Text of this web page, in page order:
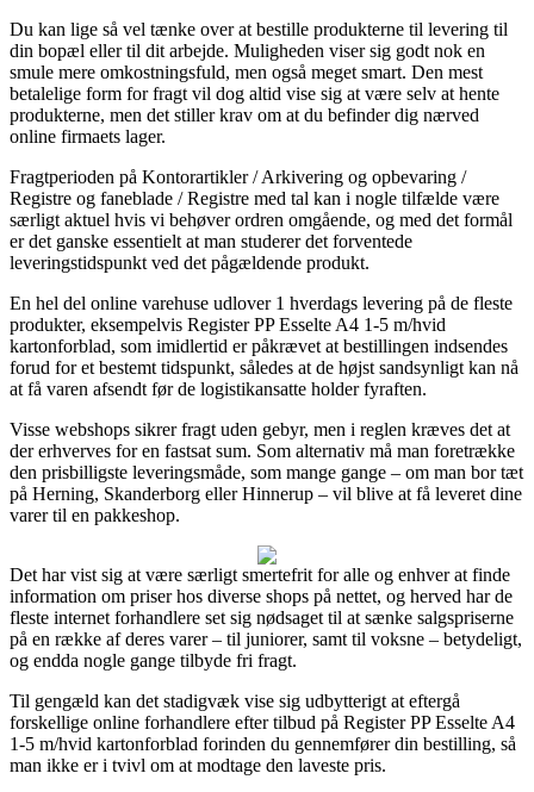
Du kan lige så vel tænke over at bestille produkterne til levering til
din bopæl eller til dit arbejde. Muligheden viser sig godt nok en
smule mere omkostningsfuld, men også meget smart. Den mest
betalelige form for fragt vil dog altid vise sig at være selv at hente
produkterne, men det stiller krav om at du befinder dig nærved
online firmaets lager.
Fragtperioden på Kontorartikler / Arkivering og opbevaring /
Registre og faneblade / Registre med tal kan i nogle tilfælde være
særligt aktuel hvis vi behøver ordren omgående, og med det formål
er det ganske essentielt at man studerer det forventede
leveringstidspunkt ved det pågældende produkt.
En hel del online varehuse udlover 1 hverdags levering på de fleste
produkter, eksempelvis Register PP Esselte A4 1-5 m/hvid
kartonforblad, som imidlertid er påkrævet at bestillingen indsendes
forud for et bestemt tidspunkt, således at de højst sandsynligt kan nå
at få varen afsendt før de logistikansatte holder fyraften.
Visse webshops sikrer fragt uden gebyr, men i reglen kræves det at
der erhverves for en fastsat sum. Som alternativ må man foretrække
den prisbilligste leveringsmåde, som mange gange – om man bor tæt
på Herning, Skanderborg eller Hinnerup – vil blive at få leveret dine
varer til en pakkeshop.
Det har vist sig at være særligt smertefrit for alle og enhver at finde
information om priser hos diverse shops på nettet, og herved har de
fleste internet forhandlere set sig nødsaget til at sænke salgspriserne
på en række af deres varer – til juniorer, samt til voksne – betydeligt,
og endda nogle gange tilbyde fri fragt.
Til gengæld kan det stadigvæk vise sig udbytterigt at eftergå
forskellige online forhandlere efter tilbud på Register PP Esselte A4
1-5 m/hvid kartonforblad forinden du gennemfører din bestilling, så
man ikke er i tvivl om at modtage den laveste pris.